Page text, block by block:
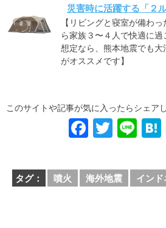
災害時に活躍する「２
【リビングと寝室が備わ
ら家族３〜４人で快適に
想定なら、熊本地震でも
がオススメです】
このサイトや記事が気に入ったらシェア
F
c
e
T
tt
er
Li
e
タグ： 噴火 海外地震 イン